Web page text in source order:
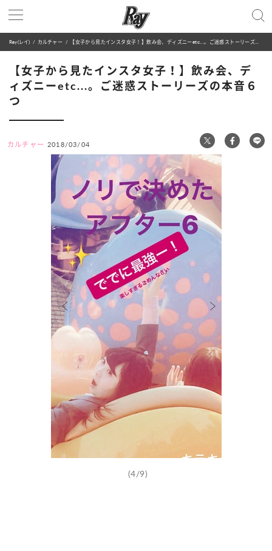
Ray(レイ) カルチャー 【女子から見たインスタ女子！】飲み会、ディズニーetc...。ご迷惑ストーリーズの本音６つ
【女子から見たインスタ女子！】飲み会、デ
ィズニーetc...。ご迷惑ストーリーズの本音６
つ
カルチャー 2018/03/04
(4/9)